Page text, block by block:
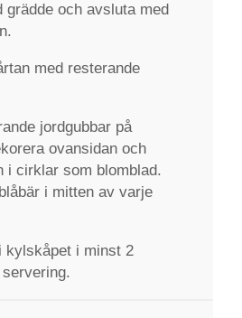
grädde och avsluta med
med resterande
jordgubbar på
ovansidan och
i cirklar som blomblad.
i mitten av varje
kylskåpet i minst 2